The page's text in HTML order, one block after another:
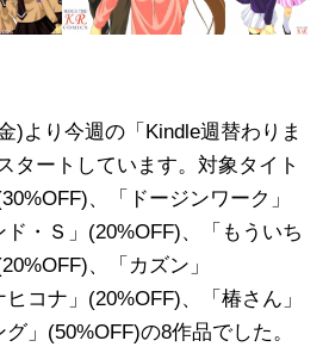
)より今週の「Kindle週替わりま
タートしています。対象タイト
、「ドージンワーク」
・Ｓ」(20%OFF)、「もういち
、「カズン」
コナ」(20%OFF)、「椿さん」
」(50%OFF)の8作品でした。